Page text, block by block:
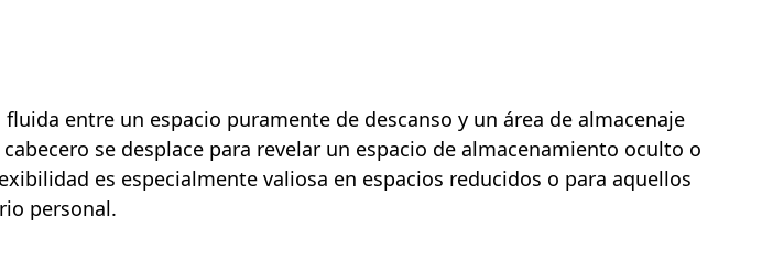
entre un espacio puramente de descanso y un área de almacenaje
se desplace para revelar un espacio de almacenamiento oculto o
es especialmente valiosa en espacios reducidos o para aquellos
personal.